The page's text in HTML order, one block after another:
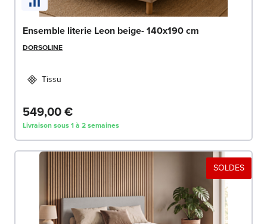
Ensemble literie Leon beige- 140x190 cm
DORSOLINE
Tissu
549,00 €
Livraison sous 1 à 2 semaines
SOLDES